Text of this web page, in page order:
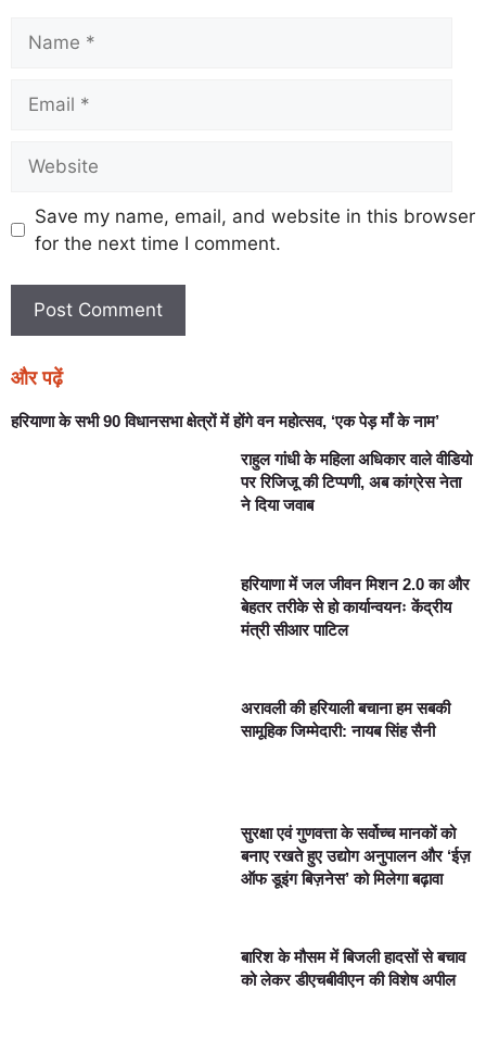
Save my name, email, and website in this browser
for the next time I comment.
और पढ़ें
हरियाणा के सभी 90 विधानसभा क्षेत्रों में होंगे वन महोत्सव, ‘एक पेड़ माँ के नाम’
राहुल गांधी के महिला अधिकार वाले वीडियो
पर रिजिजू की टिप्पणी, अब कांग्रेस नेता
ने दिया जवाब
हरियाणा में जल जीवन मिशन 2.0 का और
बेहतर तरीके से हो कार्यान्वयनः केंद्रीय
मंत्री सीआर पाटिल
अरावली की हरियाली बचाना हम सबकी
सामूहिक जिम्मेदारी: नायब सिंह सैनी
सुरक्षा एवं गुणवत्ता के सर्वोच्च मानकों को
बनाए रखते हुए उद्योग अनुपालन और ‘ईज़
ऑफ डूइंग बिज़नेस’ को मिलेगा बढ़ावा
बारिश के मौसम में बिजली हादसों से बचाव
को लेकर डीएचबीवीएन की विशेष अपील